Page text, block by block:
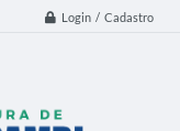
Login / Cadastro